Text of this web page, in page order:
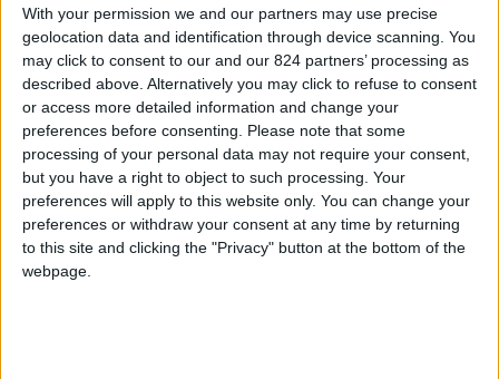
With your permission we and our partners may use precise
geolocation data and identification through device scanning. You
may click to consent to our and our 824 partners’ processing as
described above. Alternatively you may click to refuse to consent
or access more detailed information and change your
preferences before consenting.
Please note that some
processing of your personal data may not require your consent,
but you have a right to object to such processing. Your
preferences will apply to this website only. You can change your
preferences or withdraw your consent at any time by returning
to this site and clicking the "Privacy" button at the bottom of the
webpage.
Lì addestra giovani cuochi in un hotel di nuova
costruzione, di proprietà della moglie del
presidente della Repubblica autonoma.